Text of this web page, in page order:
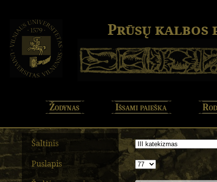
Prūsų kalbos
Žodynas Išsami paieška
Šaltinis
Puslapis